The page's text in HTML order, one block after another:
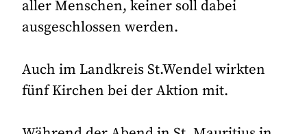
aller Menschen, keiner soll dabei
ausgeschlossen werden.
Auch im Landkreis St.Wendel wirkten
fünf Kirchen bei der Aktion mit.